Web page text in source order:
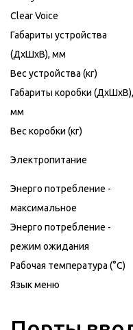
Clear Voice
Габариты устройства
(ДхШхВ), мм
Вес устройства (кг)
Габариты коробки (ДхШхВ),
мм
Вес коробки (кг)
Электропитание
Энерго потребление -
максимальное
Энерго потребление -
режим ожидания
Рабочая температура (°C)
Язык меню